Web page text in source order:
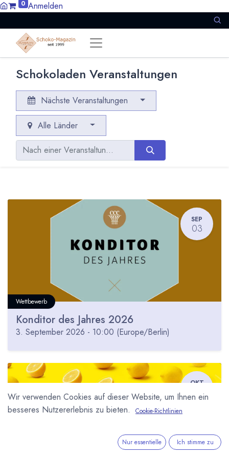
0 Anmelden
Schokoladen Veranstaltungen
Nächste Veranstaltungen
Alle Länder
SEP
03
Wettbewerb
Konditor des Jahres 2026
3. September 2026 - 10:00 (Europe/Berlin)
OKT
Wir verwenden Cookies auf dieser Website, um Ihnen ein
besseres Nutzererlebnis zu bieten.
Cookie-Richtlinien
Nur essentielle Ich stimme zu